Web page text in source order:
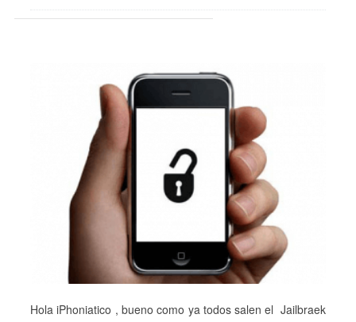
Hola iPhoniatico , bueno como ya todos salen el Jailbraek